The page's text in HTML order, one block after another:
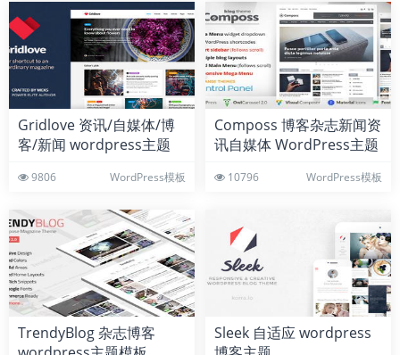
Gridlove 资讯/自媒体/博
客/新闻 wordpress主题
9806 WordPress模板
Composs 博客杂志新闻资
讯自媒体 WordPress主题
10796 WordPress模板
TrendyBlog 杂志博客
Sleek 自适应 wordpress